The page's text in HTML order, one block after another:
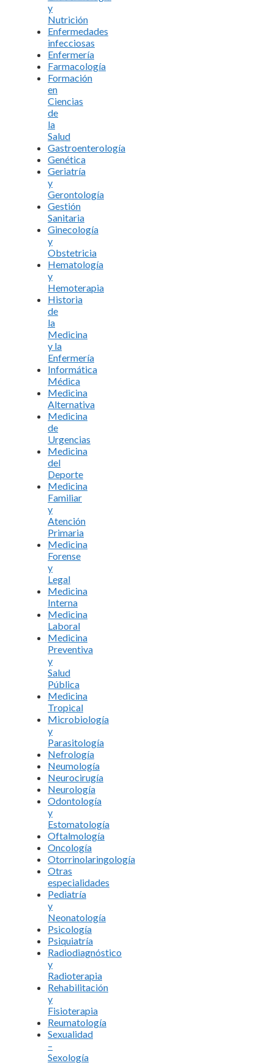
y
Nutrición
Enfermedades
infecciosas
Enfermería
Farmacología
Formación
en
Ciencias
de
la
Salud
Gastroenterología
Genética
Geriatría
y
Gerontología
Gestión
Sanitaria
Ginecología
y
Obstetricia
Hematología
y
Hemoterapia
Historia
de
la
Medicina
y la
Enfermería
Informática
Médica
Medicina
Alternativa
Medicina
de
Urgencias
Medicina
del
Deporte
Medicina
Familiar
y
Atención
Primaria
Medicina
Forense
y
Legal
Medicina
Interna
Medicina
Laboral
Medicina
Preventiva
y
Salud
Pública
Medicina
Tropical
Microbiología
y
Parasitología
Nefrología
Neumología
Neurocirugía
Neurología
Odontología
y
Estomatología
Oftalmología
Oncología
Otorrinolaringología
Otras
especialidades
Pediatría
y
Neonatología
Psicología
Psiquiatría
Radiodiagnóstico
y
Radioterapia
Rehabilitación
y
Fisioterapia
Reumatología
Sexualidad
–
Sexología